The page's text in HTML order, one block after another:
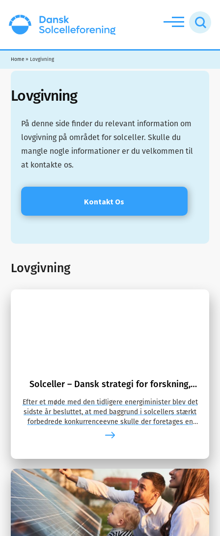
main
content
footer
menu
Dansk
Solcelleforening
Home » Lovgivning
Lovgivning
På denne side finder du relevant information om
lovgivning på området for solceller. Skulle du
mangle nogle informationer er du velkommen til
at kontakte os.
Kontakt Os
Lovgivning
Solceller – Dansk strategi for forskning,
Efter et møde med den tidligere energiminister blev det
sidste år besluttet, at med baggrund i solcellers stærkt
forbedrede konkurrenceevne skulle der foretages en
opdatering af …